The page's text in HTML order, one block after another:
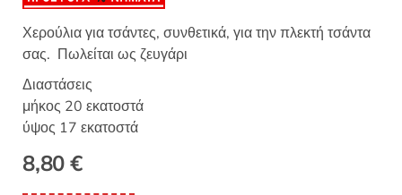
Χερούλια για τσάντες, συνθετικά, για την πλεκτή τσάντα
σας. Πωλείται ως ζευγάρι
Διαστάσεις
μήκος 20 εκατοστά
ύψος 17 εκατοστά
8,80€